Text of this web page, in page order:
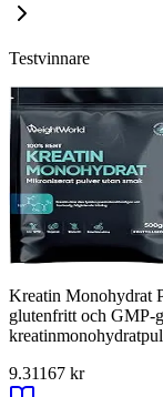
Testvinnare
Kreatin Monohydrat
glutenfritt och GMP-
9.31167 kr